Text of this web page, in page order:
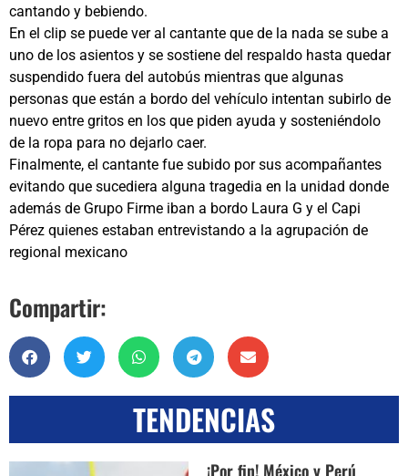
cantando y bebiendo.
En el clip se puede ver al cantante que de la nada se sube a
uno de los asientos y se sostiene del respaldo hasta quedar
suspendido fuera del autobús mientras que algunas
personas que están a bordo del vehículo intentan subirlo de
nuevo entre gritos en los que piden ayuda y sosteniéndolo
de la ropa para no dejarlo caer.
Finalmente, el cantante fue subido por sus acompañantes
evitando que sucediera alguna tragedia en la unidad donde
además de Grupo Firme iban a bordo Laura G y el Capi
Pérez quienes estaban entrevistando a la agrupación de
regional mexicano
Compartir:
TENDENCIAS
¡Por fin! México y Perú